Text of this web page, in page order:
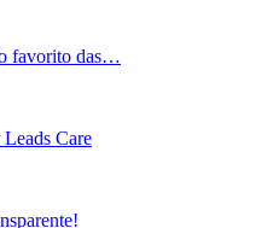
favorito das…
Care